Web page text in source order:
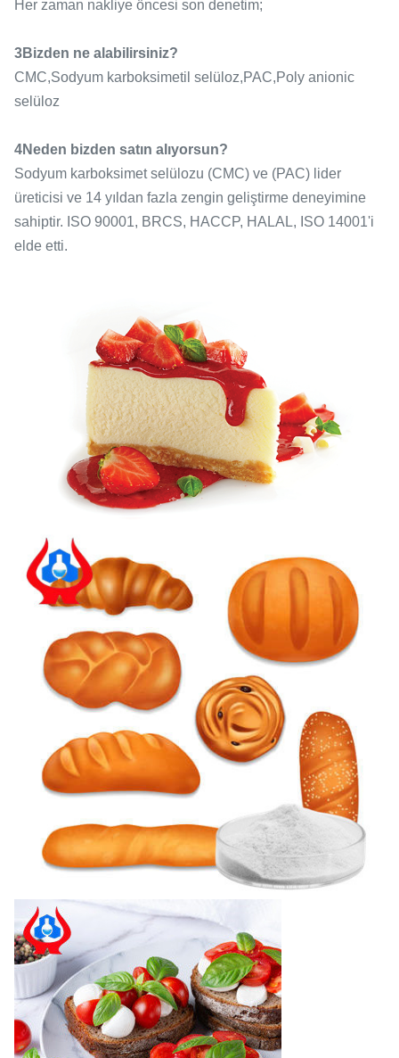
Her zaman nakliye öncesi son denetim;
3Bizden ne alabilirsiniz?
CMC,Sodyum karboksimetil selüloz,PAC,Poly anionic
selüloz
4Neden bizden satın alıyorsun?
Sodyum karboksimet selülozu (CMC) ve (PAC) lider
üreticisi ve 14 yıldan fazla zengin geliştirme deneyimine
sahiptir. ISO 90001, BRCS, HACCP, HALAL, ISO 14001'i
elde etti.